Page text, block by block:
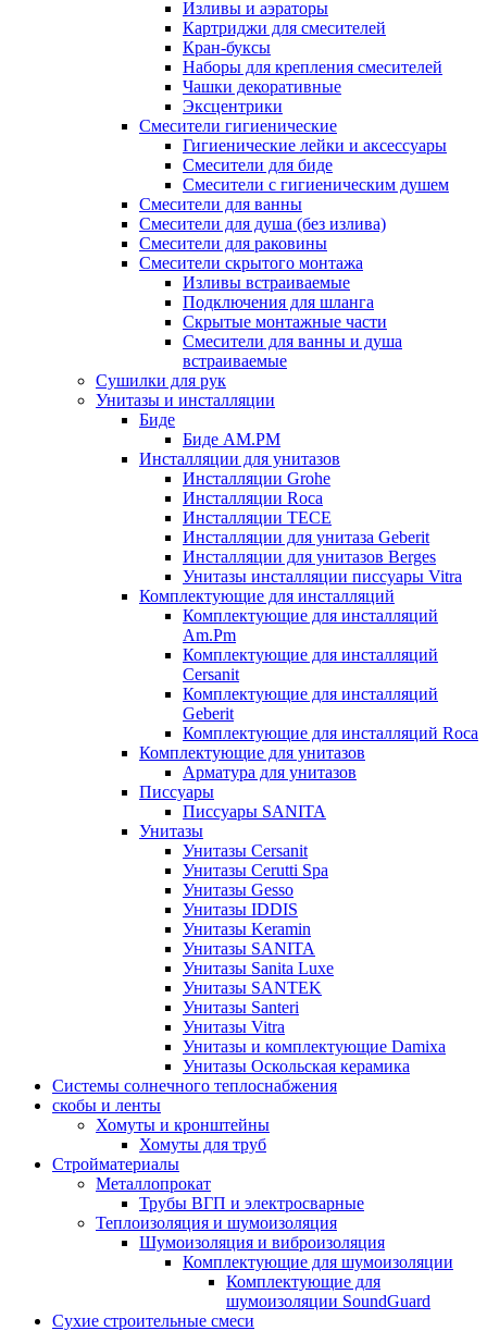
Изливы и аэраторы
Картриджи для смесителей
Кран-буксы
Наборы для крепления смесителей
Чашки декоративные
Эксцентрики
Смесители гигиенические
Гигиенические лейки и аксессуары
Смесители для биде
Смесители с гигиеническим душем
Смесители для ванны
Смесители для душа (без излива)
Смесители для раковины
Смесители скрытого монтажа
Изливы встраиваемые
Подключения для шланга
Скрытые монтажные части
Смесители для ванны и душа
встраиваемые
Сушилки для рук
Унитазы и инсталляции
Биде
Биде AM.PM
Инсталляции для унитазов
Инсталляции Grohe
Инсталляции Roca
Инсталляции TECE
Инсталляции для унитаза Geberit
Инсталляции для унитазов Berges
Унитазы инсталляции писсуары Vitra
Комплектующие для инсталляций
Комплектующие для инсталляций
Am.Pm
Комплектующие для инсталляций
Cersanit
Комплектующие для инсталляций
Geberit
Комплектующие для инсталляций Roca
Комплектующие для унитазов
Арматура для унитазов
Писсуары
Писсуары SANITA
Унитазы
Унитазы Cersanit
Унитазы Cerutti Spa
Унитазы Gesso
Унитазы IDDIS
Унитазы Keramin
Унитазы SANITA
Унитазы Sanita Luxe
Унитазы SANTEK
Унитазы Santeri
Унитазы Vitra
Унитазы и комплектующие Damixa
Унитазы Оскольская керамика
Системы солнечного теплоснабжения
скобы и ленты
Хомуты и кронштейны
Хомуты для труб
Стройматериалы
Металлопрокат
Трубы ВГП и электросварные
Теплоизоляция и шумоизоляция
Шумоизоляция и виброизоляция
Комплектующие для шумоизоляции
Комплектующие для
шумоизоляции SoundGuard
Сухие строительные смеси